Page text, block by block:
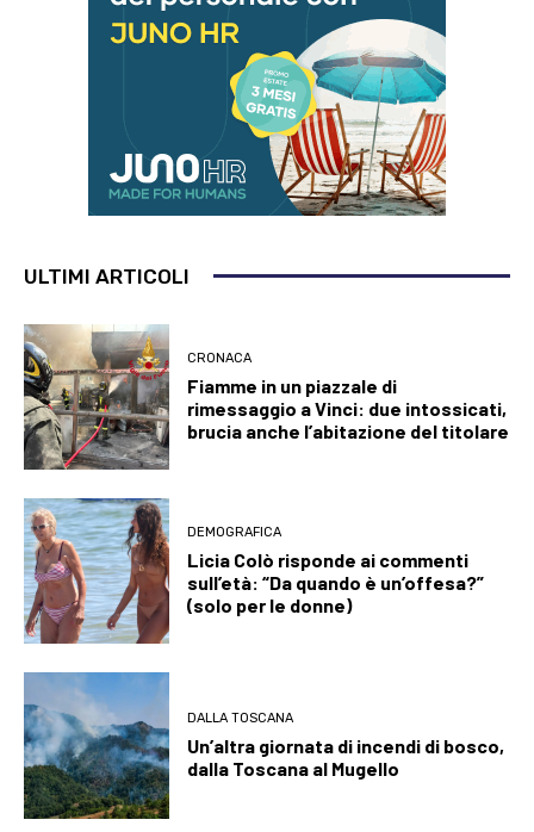
ULTIMI ARTICOLI
CRONACA
Fiamme in un piazzale di
rimessaggio a Vinci: due intossicati,
brucia anche l’abitazione del titolare
DEMOGRAFICA
Licia Colò risponde ai commenti
sull’età: “Da quando è un’offesa?”
(solo per le donne)
DALLA TOSCANA
Un’altra giornata di incendi di bosco,
dalla Toscana al Mugello